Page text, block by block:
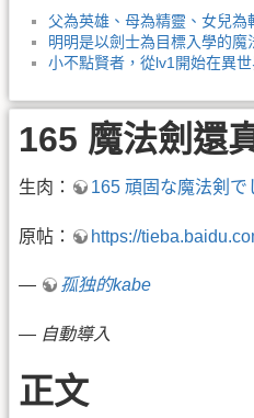
父為英雄、母為精靈、女兒為
明明是以劍士為目標入學的魔
小不點賢者，從lv1開始在異世
165 魔法劍還
生肉： 165 頑固な魔法剣で
原帖： https://
— 孤独的kabe
— 自動導入
正文